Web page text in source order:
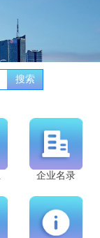
搜索
企业名录